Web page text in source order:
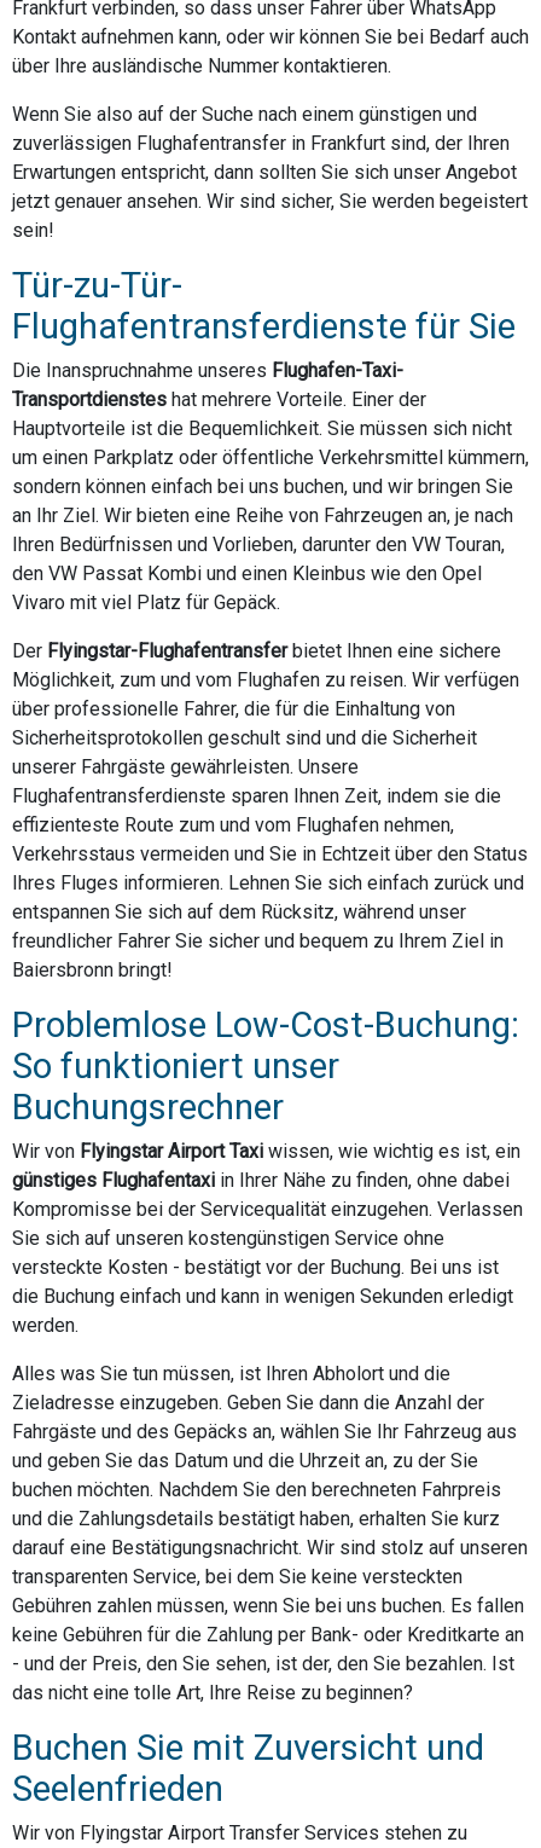
Frankfurt verbinden, so dass unser Fahrer über WhatsApp
Kontakt aufnehmen kann, oder wir können Sie bei Bedarf auch
über Ihre ausländische Nummer kontaktieren.
Wenn Sie also auf der Suche nach einem günstigen und
zuverlässigen Flughafentransfer in Frankfurt sind, der Ihren
Erwartungen entspricht, dann sollten Sie sich unser Angebot
jetzt genauer ansehen. Wir sind sicher, Sie werden begeistert
sein!
Tür-zu-Tür-
Flughafentransferdienste für Sie
Die Inanspruchnahme unseres Flughafen-Taxi-
Transportdienstes hat mehrere Vorteile. Einer der
Hauptvorteile ist die Bequemlichkeit. Sie müssen sich nicht
um einen Parkplatz oder öffentliche Verkehrsmittel kümmern,
sondern können einfach bei uns buchen, und wir bringen Sie
an Ihr Ziel. Wir bieten eine Reihe von Fahrzeugen an, je nach
Ihren Bedürfnissen und Vorlieben, darunter den VW Touran,
den VW Passat Kombi und einen Kleinbus wie den Opel
Vivaro mit viel Platz für Gepäck.
Der Flyingstar-Flughafentransferbietet Ihnen eine sichere
Möglichkeit, zum und vom Flughafen zu reisen. Wir verfügen
über professionelle Fahrer, die für die Einhaltung von
Sicherheitsprotokollen geschult sind und die Sicherheit
unserer Fahrgäste gewährleisten. Unsere
Flughafentransferdienste sparen Ihnen Zeit, indem sie die
effizienteste Route zum und vom Flughafen nehmen,
Verkehrsstaus vermeiden und Sie in Echtzeit über den Status
Ihres Fluges informieren. Lehnen Sie sich einfach zurück und
entspannen Sie sich auf dem Rücksitz, während unser
freundlicher Fahrer Sie sicher und bequem zu Ihrem Ziel in
Baiersbronn bringt!
Problemlose Low-Cost-Buchung:
So funktioniert unser
Buchungsrechner
Wir von Flyingstar Airport Taxi wissen, wie wichtig es ist, ein
günstiges Flughafentaxi in Ihrer Nähe zu finden, ohne dabei
Kompromisse bei der Servicequalität einzugehen. Verlassen
Sie sich auf unseren kostengünstigen Service ohne
versteckte Kosten - bestätigt vor der Buchung. Bei uns ist
die Buchung einfach und kann in wenigen Sekunden erledigt
werden.
Alles was Sie tun müssen, ist Ihren Abholort und die
Zieladresse einzugeben. Geben Sie dann die Anzahl der
Fahrgäste und des Gepäcks an, wählen Sie Ihr Fahrzeug aus
und geben Sie das Datum und die Uhrzeit an, zu der Sie
buchen möchten. Nachdem Sie den berechneten Fahrpreis
und die Zahlungsdetails bestätigt haben, erhalten Sie kurz
darauf eine Bestätigungsnachricht. Wir sind stolz auf unseren
transparenten Service, bei dem Sie keine versteckten
Gebühren zahlen müssen, wenn Sie bei uns buchen. Es fallen
keine Gebühren für die Zahlung per Bank- oder Kreditkarte an
- und der Preis, den Sie sehen, ist der, den Sie bezahlen. Ist
das nicht eine tolle Art, Ihre Reise zu beginnen?
Buchen Sie mit Zuversicht und
Seelenfrieden
Wir von Flyingstar Airport Transfer Services stehen zu